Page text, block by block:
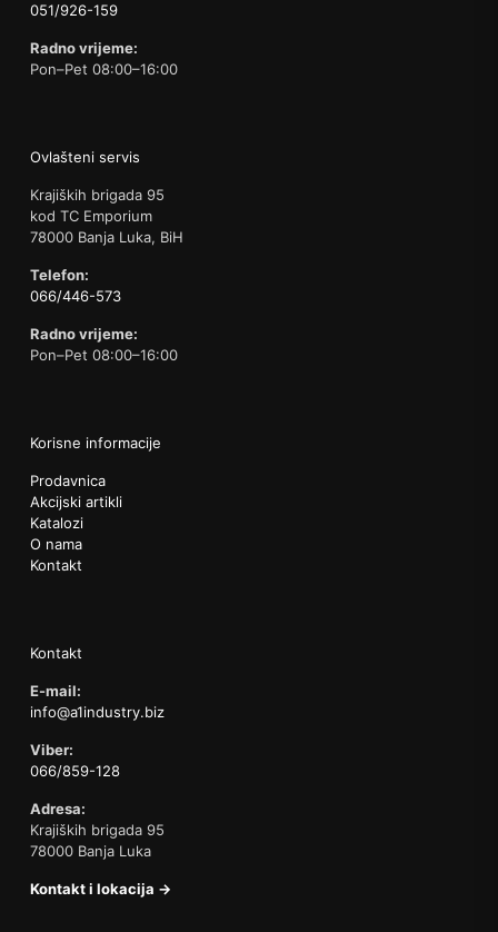
051/926-159
Radno vrijeme:
Pon–Pet 08:00–16:00
Ovlašteni servis
Krajiških brigada 95
kod TC Emporium
78000 Banja Luka, BiH
Telefon:
066/446-573
Radno vrijeme:
Pon–Pet 08:00–16:00
Korisne informacije
Prodavnica
Akcijski artikli
Katalozi
O nama
Kontakt
Kontakt
E-mail:
info@a1industry.biz
Viber:
066/859-128
Adresa:
Krajiških brigada 95
78000 Banja Luka
Kontakt i lokacija →